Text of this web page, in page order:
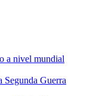
a nivel mundial
Segunda Guerra